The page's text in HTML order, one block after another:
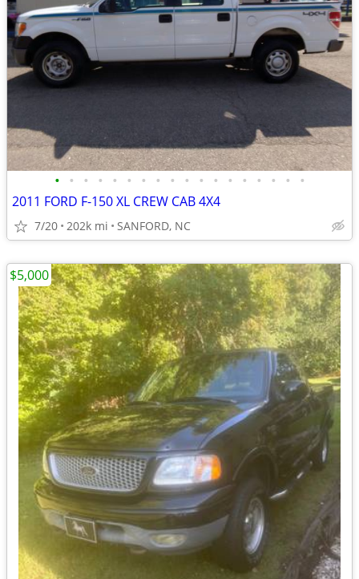
• • • • • • • • • • • • • • • • • •
2011 FORD F-150 XL CREW CAB 4X4
7/20 202k mi SANFORD, NC
$5,000